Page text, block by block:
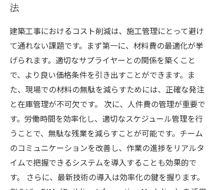
法
建築工事におけるコスト削減は、施工管理にとって避け
て通れない課題です。まず第一に、材料費の最適化が挙
げられます。適切なサプライヤーとの関係を築くこと
で、より良い価格条件を引き出すことができます。ま
た、現場での材料の無駄を減らすためには、正確な発注
と在庫管理が不可欠です。 次に、人件費の管理が重要で
す。労働時間を効率化し、適切なスケジュール管理を行
うことで、無駄な残業を減らすことが可能です。チーム
のコミュニケーションを改善し、作業の進捗をリアルタ
イムで把握できるシステムを導入することも効果的で
す。 さらに、最新技術の導入は効率化の鍵を握ります。